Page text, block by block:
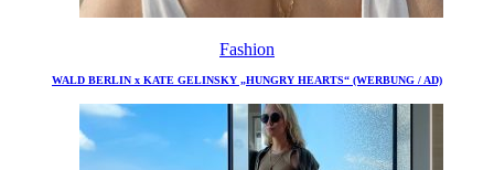
Fashion
WALD BERLIN x KATE GELINSKY „HUNGRY HEARTS“ (WERBUNG / AD)